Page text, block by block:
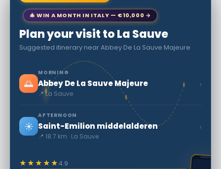
🎄 WIN A MONTH IN ITALY — €10,000 →
Plan your visit to La Sauve
Suggested itinerary near Abbey De La Sauve Majeure
🌅
MORNING
Abbey De La Sauve Majeure
📍 La Sauve
›
☀️
AFTERNOON
Saint-Emilion middelalderen
📍 18.7 km · La Sauve
›
★★★★★4.9